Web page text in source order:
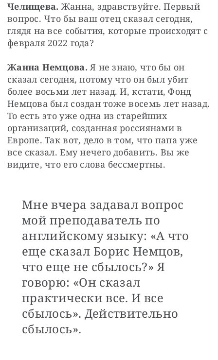
Челищева. Жанна, здравствуйте. Первый
вопрос. Что бы ваш отец сказал сегодня,
глядя на все события, которые происходят с
февраля 2022 года?
Жанна Немцова. Я не знаю, что бы он
сказал сегодня, потому что он был убит
более восьми лет назад. И, кстати, Фонд
Немцова был создан тоже восемь лет назад.
То есть это уже одна из старейших
организаций, созданная россиянами в
Европе. Так вот, дело в том, что папа уже
все сказал. Ему нечего добавить. Вы же
видите, что его слова бессмертны.
Мне вчера задавал вопрос
мой преподаватель по
английскому языку: «А что
еще сказал Борис Немцов,
что еще не сбылось?» Я
говорю: «Он сказал
практически все. И все
сбылось». Действительно
сбылось».